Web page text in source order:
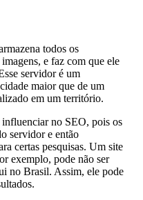
todos os
e faz com que ele
servidor é um
maior que de um
em um território.
no SEO, pois os
servidor e então
certas pesquisas. Um site
exemplo, pode não ser
no Brasil. Assim, ele pode